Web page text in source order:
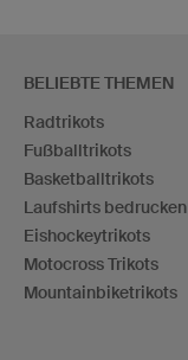
BELIEBTE THEMEN
Radtrikots
Fußballtrikots
Basketballtrikots
Laufshirts bedrucken
Eishockeytrikots
Motocross Trikots
Mountainbiketrikots